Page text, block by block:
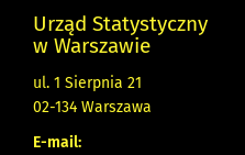
Urząd Statystyczny
w Warszawie
ul. 1 Sierpnia 21
02-134 Warszawa
E-mail: